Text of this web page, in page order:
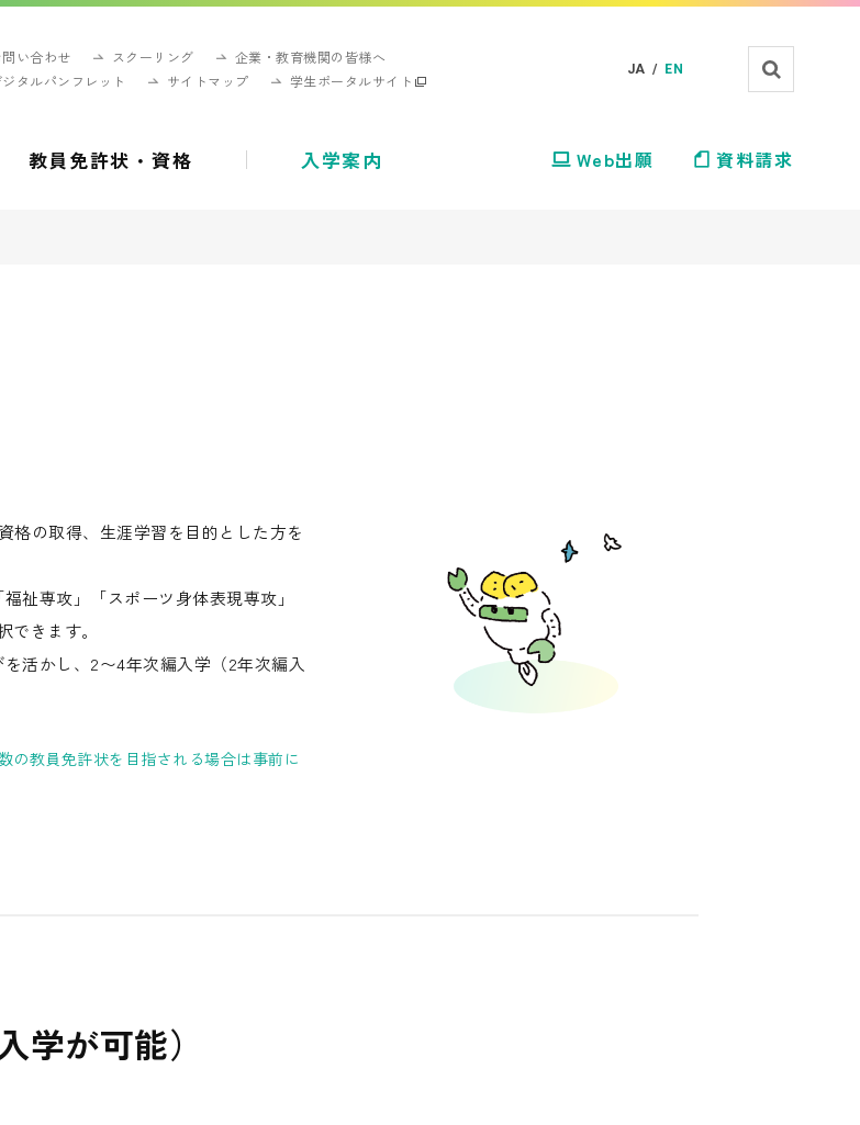
問い合わせ スクーリング
企業・教育機関の皆様へ
ジタルパンフレット
サイトマップ 学生ポータルサイト
JA / EN
教員免許状・資格 入学案内 Web出願 資料請求
格の取得、生涯学習を目的とした方を
祉専攻」「スポーツ身体表現専攻」
きます。
活かし、2〜4年次編入学（2年次編入
の教員免許状を目指される場合は事前に
学が可能）